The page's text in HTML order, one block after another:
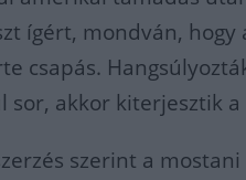
ígért, mondván,
csapás.
sor, akkor kiterjesztik
szerint a